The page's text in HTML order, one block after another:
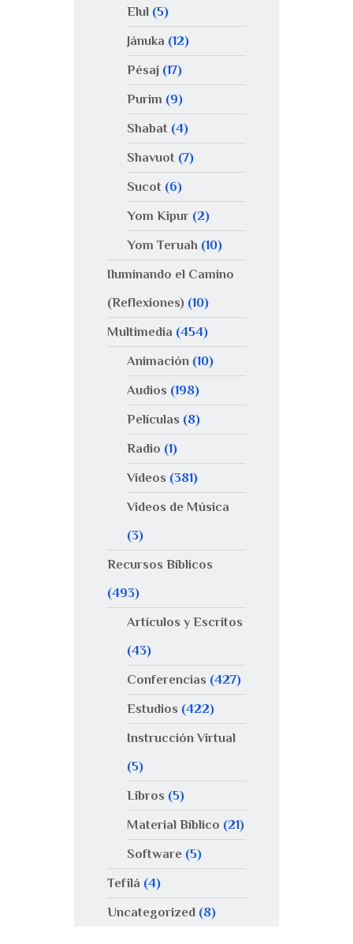
Elul(5)
Jánuka (12)
Pésaj(17)
Purim (9)
Shabat(4)
Shavuot(7)
Sucot(6)
Yom Kipur(2)
Yom Teruah (10)
Iluminando el Camino
(Reflexiones) (10)
Multimedia (454)
Animación(10)
Audios (198)
Películas (8)
Radio (1)
Videos (381)
Videos de Música
(3)
Recursos Bíblicos
(493)
Artículos y Escritos
(43)
Conferencias (427)
Estudios (422)
Instrucción Virtual
(5)
Libros (5)
Material Bíblico (21)
Software(5)
Tefilá (4)
Uncategorized (8)